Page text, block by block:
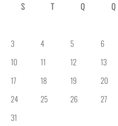
S
T Q Q
3
4 5 6
10
11 12 13
17
18 19 20
24
25 26 27
31